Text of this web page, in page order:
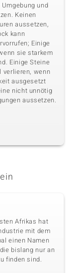
und
Keinen
aussetzen,
kann
Einige
sie starkem
Einige Steine
verlieren, wenn
ausgesetzt
nicht unnötig
aussetzen.
Afrikas hat
mit dem
einen Namen
bislang nur an
finden sind.